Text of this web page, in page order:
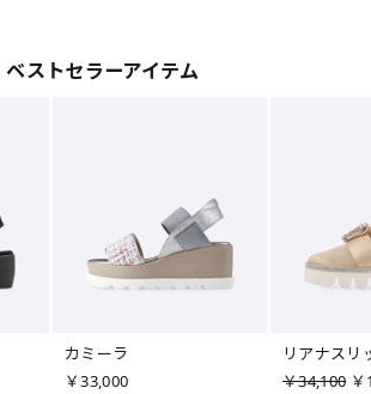
ベストセラーアイテム
カミーラ
￥33,000
リアナスリ
￥34,100